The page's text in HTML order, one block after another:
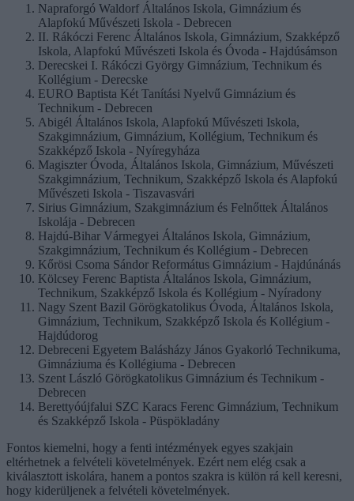
Napraforgó Waldorf Általános Iskola, Gimnázium és
Alapfokú Művészeti Iskola - Debrecen
II. Rákóczi Ferenc Általános Iskola, Gimnázium, Szakképző
Iskola, Alapfokú Művészeti Iskola és Óvoda - Hajdúsámson
Derecskei I. Rákóczi György Gimnázium, Technikum és
Kollégium - Derecske
EURO Baptista Két Tanítási Nyelvű Gimnázium és
Technikum - Debrecen
Abigél Általános Iskola, Alapfokú Művészeti Iskola,
Szakgimnázium, Gimnázium, Kollégium, Technikum és
Szakképző Iskola - Nyíregyháza
Magiszter Óvoda, Általános Iskola, Gimnázium, Művészeti
Szakgimnázium, Technikum, Szakképző Iskola és Alapfokú
Művészeti Iskola - Tiszavasvári
Sirius Gimnázium, Szakgimnázium és Felnőttek Általános
Iskolája - Debrecen
Hajdú-Bihar Vármegyei Általános Iskola, Gimnázium,
Szakgimnázium, Technikum és Kollégium - Debrecen
Kőrösi Csoma Sándor Református Gimnázium - Hajdúnánás
Kölcsey Ferenc Baptista Általános Iskola, Gimnázium,
Technikum, Szakképző Iskola és Kollégium - Nyíradony
Nagy Szent Bazil Görögkatolikus Óvoda, Általános Iskola,
Gimnázium, Technikum, Szakképző Iskola és Kollégium -
Hajdúdorog
Debreceni Egyetem Balásházy János Gyakorló Technikuma,
Gimnáziuma és Kollégiuma - Debrecen
Szent László Görögkatolikus Gimnázium és Technikum -
Debrecen
Berettyóújfalui SZC Karacs Ferenc Gimnázium, Technikum
és Szakképző Iskola - Püspökladány
Fontos kiemelni, hogy a fenti intézmények egyes szakjain
eltérhetnek a felvételi követelmények. Ezért nem elég csak a
kiválasztott iskolára, hanem a pontos szakra is külön rá kell keresni,
hogy kiderüljenek a felvételi követelmények.